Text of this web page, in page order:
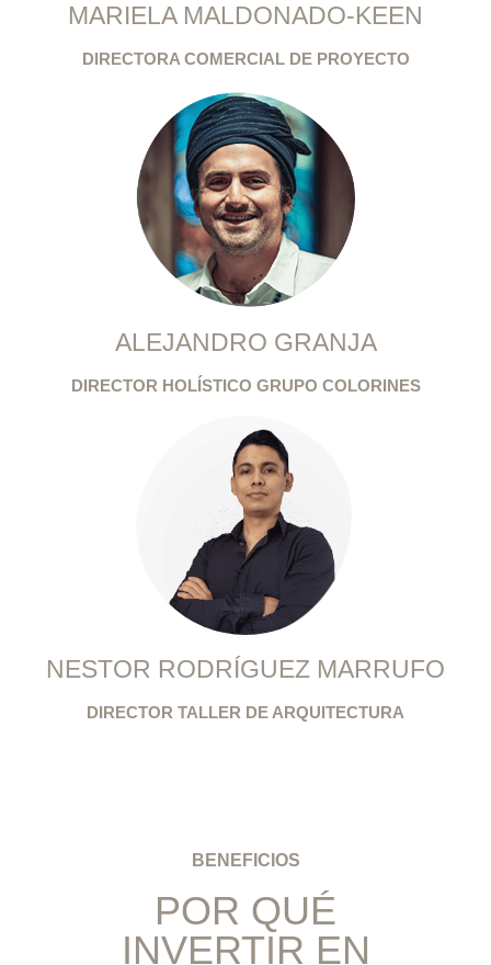
MARIELA MALDONADO-KEEN
DIRECTORA COMERCIAL DE PROYECTO
ALEJANDRO GRANJA
DIRECTOR HOLÍSTICO GRUPO COLORINES
NESTOR RODRÍGUEZ MARRUFO
DIRECTOR TALLER DE ARQUITECTURA
BENEFICIOS
POR QUÉ
INVERTIR EN